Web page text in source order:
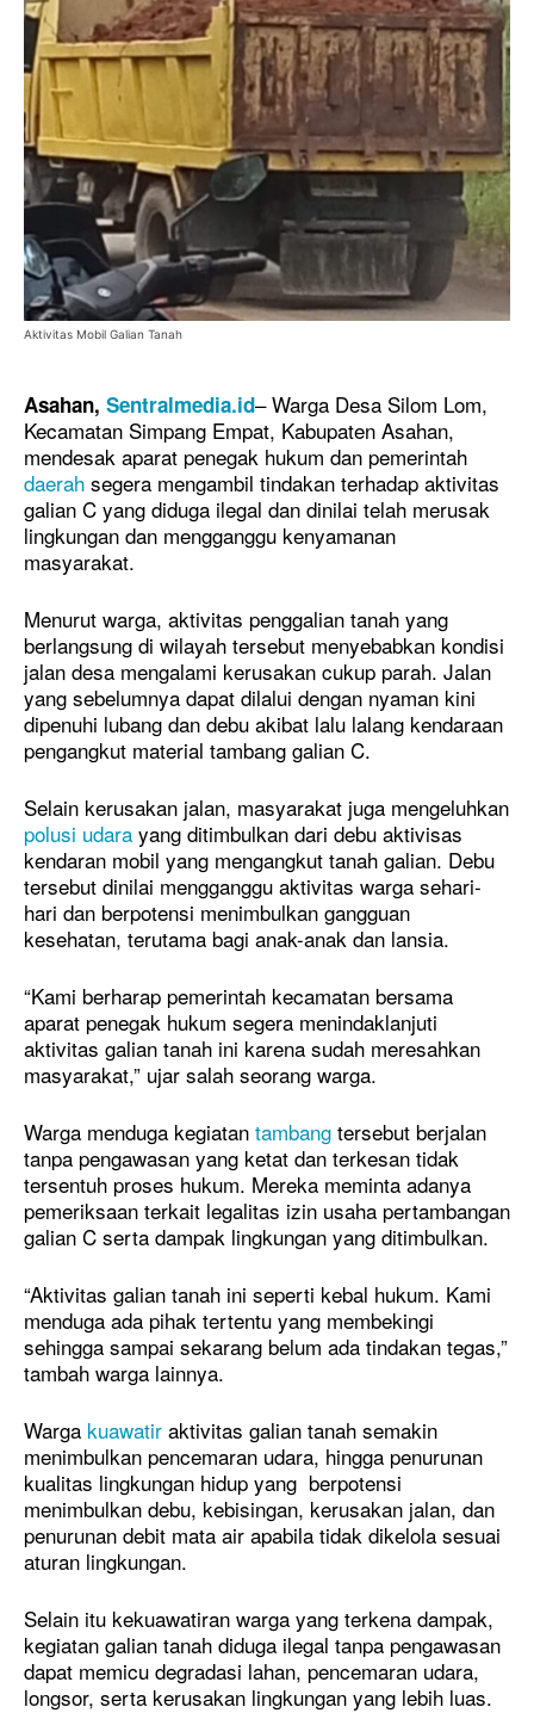
Aktivitas Mobil Galian Tanah
Asahan, Sentralmedia.id– Warga Desa Silom Lom,
Kecamatan Simpang Empat, Kabupaten Asahan,
mendesak aparat penegak hukum dan pemerintah
daerah segera mengambil tindakan terhadap aktivitas
galian C yang diduga ilegal dan dinilai telah merusak
lingkungan dan mengganggu kenyamanan
masyarakat.
Menurut warga, aktivitas penggalian tanah yang
berlangsung di wilayah tersebut menyebabkan kondisi
jalan desa mengalami kerusakan cukup parah. Jalan
yang sebelumnya dapat dilalui dengan nyaman kini
dipenuhi lubang dan debu akibat lalu lalang kendaraan
pengangkut material tambang galian C.
Selain kerusakan jalan, masyarakat juga mengeluhkan
polusi udara yang ditimbulkan dari debu aktivisas
kendaran mobil yang mengangkut tanah galian. Debu
tersebut dinilai mengganggu aktivitas warga sehari-
hari dan berpotensi menimbulkan gangguan
kesehatan, terutama bagi anak-anak dan lansia.
“Kami berharap pemerintah kecamatan bersama
aparat penegak hukum segera menindaklanjuti
aktivitas galian tanah ini karena sudah meresahkan
masyarakat,” ujar salah seorang warga.
Warga menduga kegiatan tambang tersebut berjalan
tanpa pengawasan yang ketat dan terkesan tidak
tersentuh proses hukum. Mereka meminta adanya
pemeriksaan terkait legalitas izin usaha pertambangan
galian C serta dampak lingkungan yang ditimbulkan.
“Aktivitas galian tanah ini seperti kebal hukum. Kami
menduga ada pihak tertentu yang membekingi
sehingga sampai sekarang belum ada tindakan tegas,”
tambah warga lainnya.
Warga kuawatir aktivitas galian tanah semakin
menimbulkan pencemaran udara, hingga penurunan
kualitas lingkungan hidup yang berpotensi
menimbulkan debu, kebisingan, kerusakan jalan, dan
penurunan debit mata air apabila tidak dikelola sesuai
aturan lingkungan.
Selain itu kekuawatiran warga yang terkena dampak,
kegiatan galian tanah diduga ilegal tanpa pengawasan
dapat memicu degradasi lahan, pencemaran udara,
longsor, serta kerusakan lingkungan yang lebih luas.